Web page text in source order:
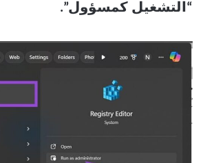
“التشغيل كمسؤول”.